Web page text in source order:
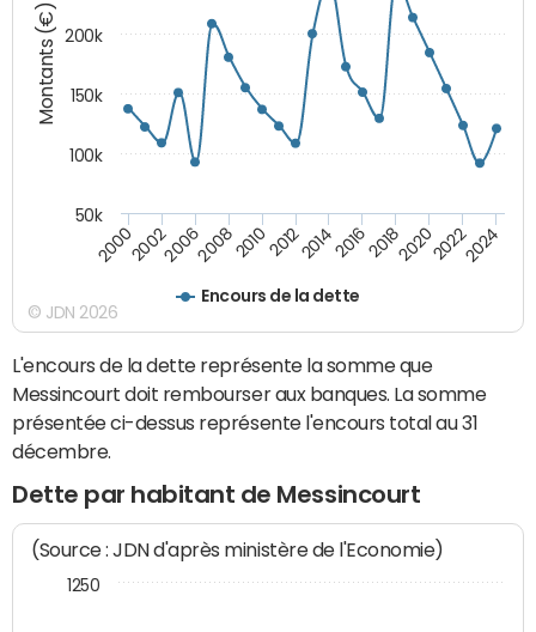
Montants (€)
Encours de la dette
200020022006200820102012201420162018202020222024
50k
100k
150k
200k
© JDN 2026
L'encours de la dette représente la somme que
Messincourt doit rembourser aux banques. La somme
présentée ci-dessus représente l'encours total au 31
décembre.
Dette par habitant de Messincourt
(Source : JDN d'après ministère de l'Economie)
1250